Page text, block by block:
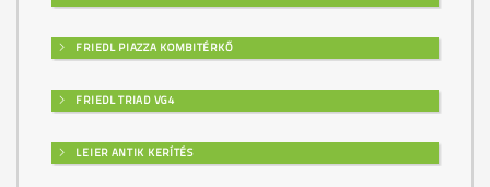
FRIEDL PIAZZA KOMBITÉRKŐ
FRIEDL TRIAD VG4
LEIER ANTIK KERÍTÉS